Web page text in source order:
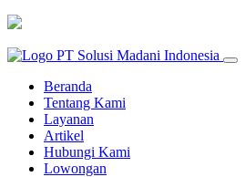
Beranda
Tentang Kami
Layanan
Artikel
Hubungi Kami
Lowongan